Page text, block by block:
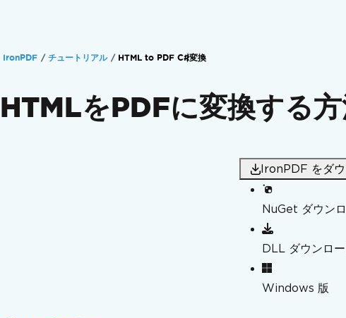
PDF アクセシビリティ (PDF/UA)
PDF作成
PDFの作成
IronPDF チュートリアル HTML to PDF C#変換
HTMLをPDFに変換する
IronPDF をダウ
NuGet ダウン
DLL ダウンロ
Windows 版